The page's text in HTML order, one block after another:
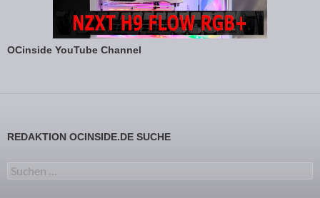
OCinside YouTube Channel
REDAKTION OCINSIDE.DE SUCHE
Suchen nach: